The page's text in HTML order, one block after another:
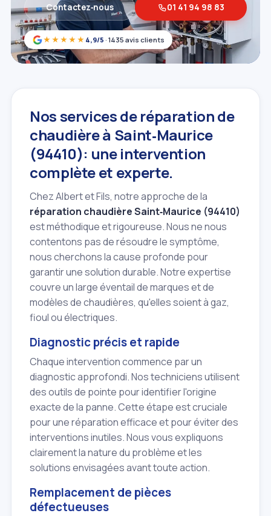
★★★★★ 4,9/5 · 1435 avis clients
Contactez‑nous 01 41 94 98 83
Nos services de réparation de
chaudière à Saint‑Maurice
(94410): une intervention
complète et experte.
Chez Albert et Fils, notre approche de la
réparation chaudière Saint‑Maurice (94410)
est méthodique et rigoureuse. Nous ne nous
contentons pas de résoudre le symptôme,
nous cherchons la cause profonde pour
garantir une solution durable. Notre expertise
couvre un large éventail de marques et de
modèles de chaudières, qu'elles soient à gaz,
fioul ou électriques.
Diagnostic précis et rapide
Chaque intervention commence par un
diagnostic approfondi. Nos techniciens utilisent
des outils de pointe pour identifier l'origine
exacte de la panne. Cette étape est cruciale
pour une réparation efficace et pour éviter des
interventions inutiles. Nous vous expliquons
clairement la nature du problème et les
solutions envisagées avant toute action.
Remplacement de pièces
défectueuses